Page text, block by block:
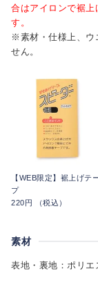
合はアイロンで裾上
す。
※素材・仕様上、ウ
せん。
【WEB限定】裾上げテ
プ
220円 （税込）
素材
表地・裏地：ポリエ